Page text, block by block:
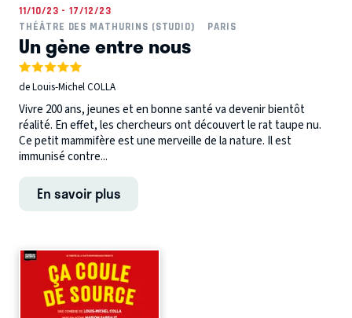
11/10/23 - 17/12/23
THÉÂTRE DES MATHURINS (STUDIO)
PARIS
Un gène entre nous
de Louis-Michel COLLA
Vivre 200 ans, jeunes et en bonne santé va devenir bientôt
réalité. En effet, les chercheurs ont découvert le rat taupe nu.
Ce petit mammifère est une merveille de la nature. Il est
immunisé contre...
En savoir plus